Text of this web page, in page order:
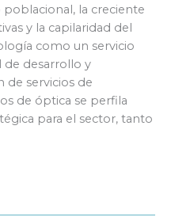
la creciente
y la capilaridad del
como un servicio
de desarrollo y
de servicios de
de óptica se perfila
para el sector, tanto